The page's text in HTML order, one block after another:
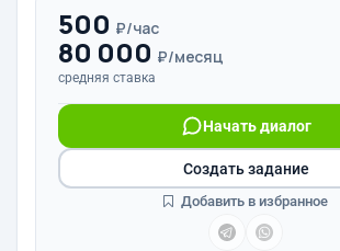
500 ₽/час
80 000 ₽/месяц
средняя ставка
Начать диалог
Создать задание
Добавить в избранное